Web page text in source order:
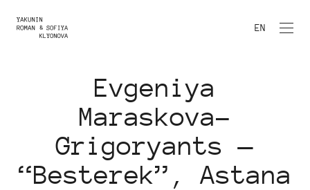
EN
Evgeniya
Maraskova-
Grigoryants —
“Besterek”, Astana